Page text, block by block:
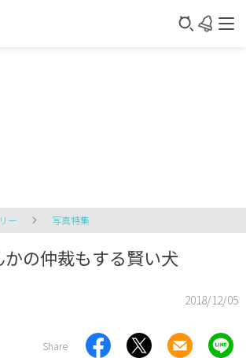
ー 写真特集
の仲裁もする賢い犬
2018/12/05
Share